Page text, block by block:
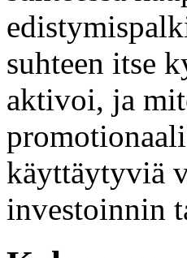
suhteen itse
aktivoi, ja
käyttäytyviä
investoinnin